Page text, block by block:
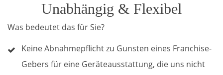
Unabhängig & Flexibel
Was bedeutet das für Sie?
Keine Abnahmepflicht zu Gunsten eines Franchise-
Gebers für eine Geräteausstattung, die uns nicht